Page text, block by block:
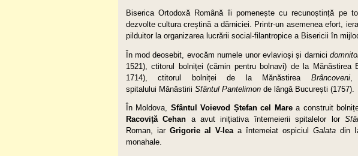
Biserica Ortodoxă Română îi pomenește cu recunoștință pe
dezvolte cultura creștină a dărniciei. Printr-un asemenea efort,
pilduitor la organizarea lucrării social-filantropice a Bisericii în
În mod deosebit, evocăm numele unor evlavioși și darnici
1521), ctitorul bolniței (cămin pentru bolnavi) de la Mănăstirea
1714), ctitorul bolniței de la Mănăstirea Brâncoveni,
spitalului Mănăstirii Sfântul Pantelimonde lângă București (1757).
În Moldova, Sfântul Voievod Ștefan cel Marea construit
Racoviță Cehan a avut inițiativa întemeierii spitalelor lor
Roman, iar Grigorie al V-leaa întemeiat ospiciul Galatadin
monahale.